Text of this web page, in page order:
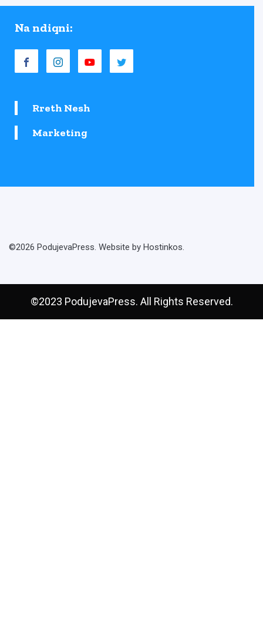
Na ndiqni:
Rreth Nesh
Marketing
©2026 PodujevaPress. Website by Hostinkos.
©2023 PodujevaPress. All Rights Reserved.